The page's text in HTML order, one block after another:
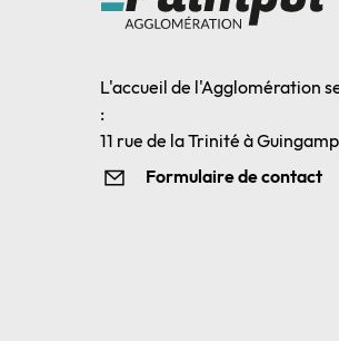
L'accueil de l'Agglomération
:
11 rue de la Trinité à Guingamp
Formulaire de contact